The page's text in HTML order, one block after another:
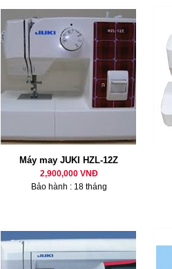
Máy may JUKI HZL-12Z
2,900,000 VNĐ
Bảo hành : 18 tháng